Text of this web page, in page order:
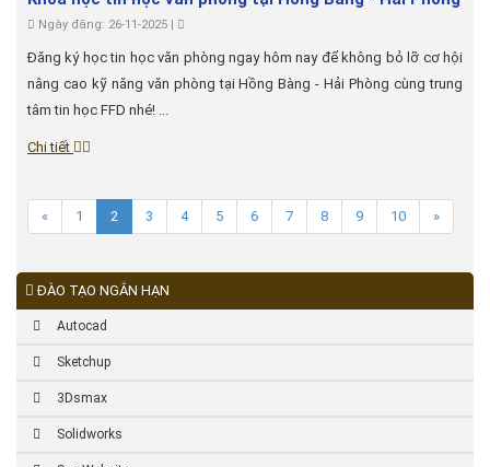
Ngày đăng: 26-11-2025 |
Đăng ký học tin học văn phòng ngay hôm nay để không bỏ lỡ cơ hội
nâng cao kỹ năng văn phòng tại Hồng Bàng - Hải Phòng cùng trung
tâm tin học FFD nhé! ...
Chi tiết
« 1 2 3 4 5 6 7 8 9 10 »
ĐÀO TẠO NGẮN HẠN
Autocad
Sketchup
3Dsmax
Solidworks